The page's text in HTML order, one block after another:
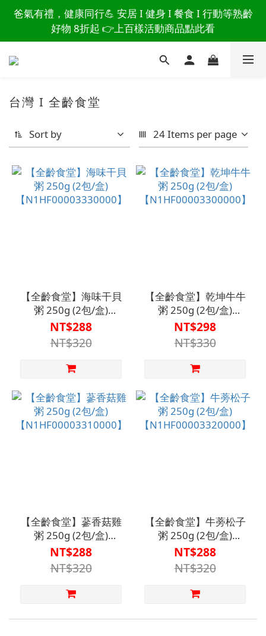
讀懂爸爸總說「不用買」的堅強 👉 3大生活貼心巧
思，找回他的生活主導權
爸氣有禮，健康同行💪 安居 I 健身 I 餐食 I 行動等熟齡
好物 8折起 👉上百樣活動商品點此看
讀懂爸爸總說「不用買」的堅強 👉 3大生活貼心巧
思，找回他的生活主導權
台灣 I 全齡食堂
Sort by 24 Items per page
【全齡食堂】海味干貝
粥 250g (2包/盒)
【N1HF00003330000】
NT$288
NT$320
【全齡食堂】乾坤牛牛
粥 250g (2包/盒)
【N1HF00003300000】
NT$298
NT$330
【全齡食堂】蔘香菇雞
粥 250g (2包/盒)
【N1HF00003310000】
NT$288
NT$320
【全齡食堂】牛蒡松子
粥 250g (2包/盒)
【N1HF00003320000】
NT$288
NT$320